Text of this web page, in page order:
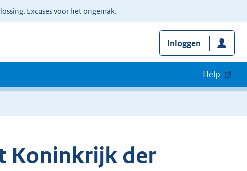
Excuses voor het ongemak.
Inloggen
Help
Koninkrijk der